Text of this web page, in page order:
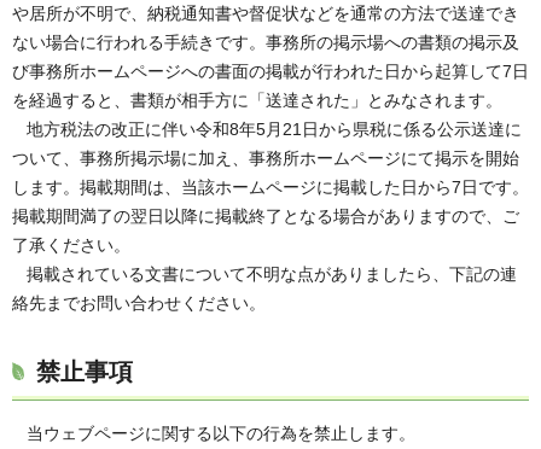
や居所が不明で、納税通知書や督促状などを通常の方法で送達でき
ない場合に行われる手続きです。事務所の掲示場への書類の掲示及
び事務所ホームページへの書面の掲載が行われた日から起算して7日
を経過すると、書類が相手方に「送達された」とみなされます。
地方税法の改正に伴い令和8年5月21日から県税に係る公示送達に
ついて、事務所掲示場に加え、事務所ホームページにて掲示を開始
します。掲載期間は、当該ホームページに掲載した日から7日です。
掲載期間満了の翌日以降に掲載終了となる場合がありますので、ご
了承ください。
掲載されている文書について不明な点がありましたら、下記の連
絡先までお問い合わせください。
禁止事項
当ウェブページに関する以下の行為を禁止します。